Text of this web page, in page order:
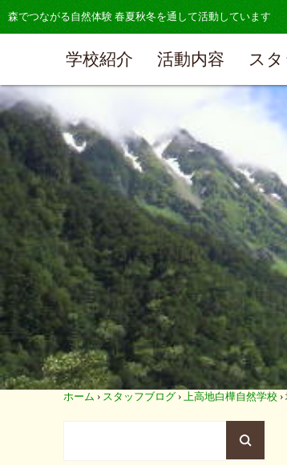
森でつながる自然体験 春夏秋冬を通して活動しています
学校紹介 活動内容 ス
ホーム › スタッフブログ › 上高地白樺自然学校 ›